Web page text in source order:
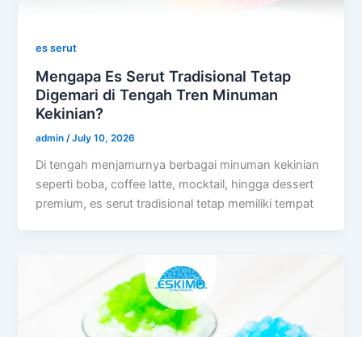
es serut
Mengapa Es Serut Tradisional Tetap
Digemari di Tengah Tren Minuman
Kekinian?
admin /July 10, 2026
Di tengah menjamurnya berbagai minuman kekinian
seperti boba, coffee latte, mocktail, hingga dessert
premium, es serut tradisional tetap memiliki tempat